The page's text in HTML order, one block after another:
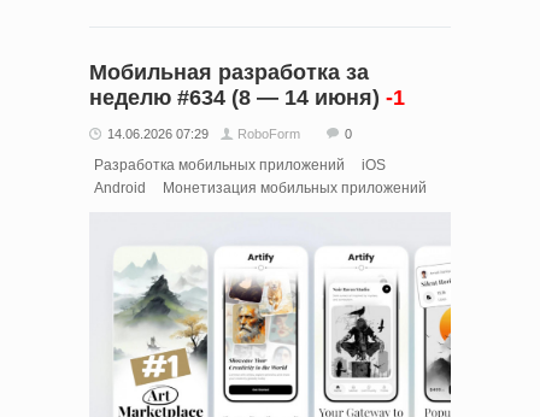
Мобильная разработка за
неделю #634 (8 — 14 июня) -1
14.06.2026 07:29 RoboForm 0
Разработка мобильных приложений
iOS
Android
Монетизация мобильных приложений